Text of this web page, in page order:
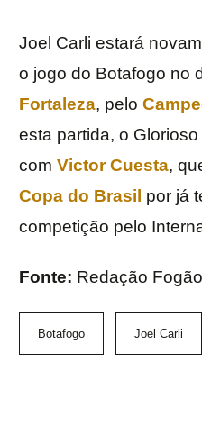
Joel Carli estará
o jogo do Botafogo no
Fortaleza, pelo
esta partida, o
com Victor Cuesta,
Copa do Brasil por já
competição pelo
Fonte: Redação
Botafogo Joel Carli